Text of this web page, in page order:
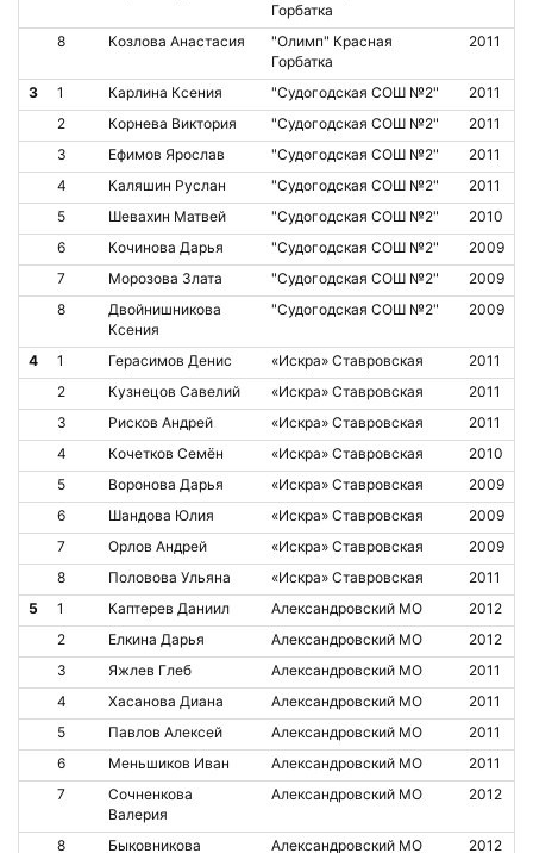
Горбатка
8 Козлова Анастасия
"Олимп" Красная
Горбатка
2011
3 1 Карлина Ксения "Судогодская СОШ №2"
2011
2
Корнева Виктория "Судогодская СОШ №2"
2011
3
Ефимов Ярослав "Судогодская СОШ №2"
2011
4
Каляшин Руслан "Судогодская СОШ №2"
2011
5
Шевахин Матвей "Судогодская СОШ №2"
2010
6
Кочинова Дарья "Судогодская СОШ №2"
2009
7
Морозова Злата "Судогодская СОШ №2"
2009
8
Двойнишникова
Ксения
"Судогодская СОШ №2" 2009
4 1 Герасимов Денис «Искра» Ставровская
2011
2
Кузнецов Савелий «Искра» Ставровская
2011
3
Рисков Андрей «Искра» Ставровская
2011
4
Кочетков Семён «Искра» Ставровская
2010
5
Воронова Дарья «Искра» Ставровская
2009
6
Шандова Юлия «Искра» Ставровская
2009
7
Орлов Андрей «Искра» Ставровская
2009
8
Половова Ульяна «Искра» Ставровская
2011
5
1 Каптерев Даниил Александровский МО
2012
2
Елкина Дарья Александровский МО
2012
3
Яжлев Глеб Александровский МО
2011
4
Хасанова Диана Александровский МО
2011
5
Павлов Алексей Александровский МО
2011
6
Меньшиков Иван Александровский МО
2011
7
Сочненкова
Валерия
Александровский МО 2012
8
Быковникова
Александровский МО 2012